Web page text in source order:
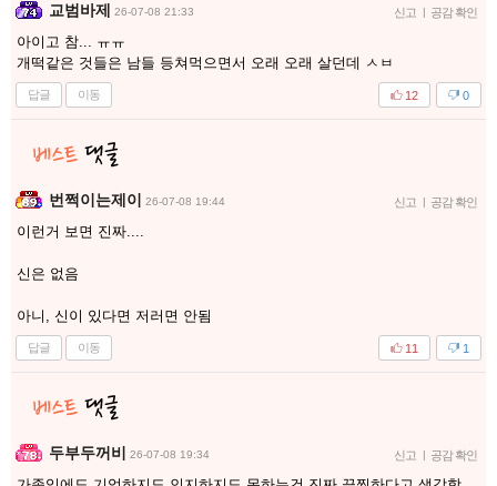
교범바제 26-07-08 21:33 신고 | 공감 확인
아이고 참... ㅠㅠ
개떡같은 것들은 남들 등쳐먹으면서 오래 오래 살던데 ㅅㅂ
답글 이동 0
12
번쩍이는제이 26-07-08 19:44 신고 | 공감 확인
이런거 보면 진짜....
신은 없음
아니, 신이 있다면 저러면 안됨
답글 이동 1
11
두부두꺼비 26-07-08 19:34 신고 | 공감 확인